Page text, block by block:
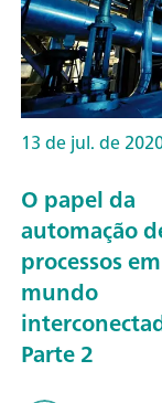
13 de jul. de
O papel da
automação
processos
mundo
Parte 2